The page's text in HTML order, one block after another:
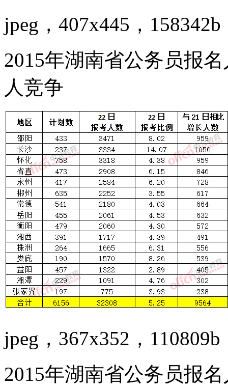
jpeg，407x445，158342b
2015年湖南省公务员报
人竞争
jpeg，367x352，110809b
2015年湖南省公务员报